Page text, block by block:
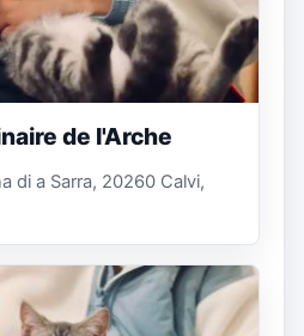
de l'Arche
di a Sarra, 20260 Calvi,